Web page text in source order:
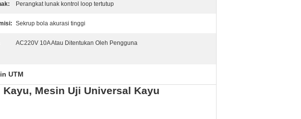
Perangkat lunak kontrol loop tertutup
Sekrup bola akurasi tinggi
AC220V 10A Atau Ditentukan Oleh Pengguna
UTM
Mesin Uji Universal Kayu